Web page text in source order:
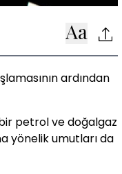
ardından
petrol ve doğalgaz
yönelik umutları da